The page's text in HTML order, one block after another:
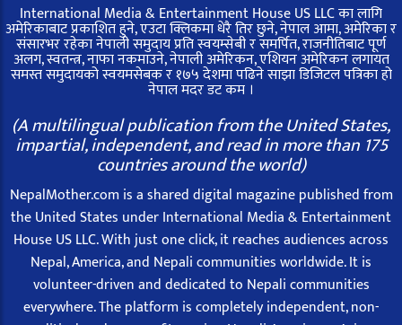
International Media & Entertainment House US LLC का लागि
अमेरिकाबाट प्रकाशित हुने, एउटा क्लिकमा धेरै तिर छुने, नेपाल आमा, अमेरिका र
संसारभर रहेका नेपाली समुदाय प्रति स्वयम्सेबी र समर्पित, राजनीतिबाट पूर्ण
अलग, स्वतन्त्र, नाफा नकमाउने, नेपाली अमेरिकन, एशियन अमेरिकन लगायत
समस्त समुदायको स्वयमसेबक र १७५ देशमा पढिने साझा डिजिटल पत्रिका हो
नेपाल मदर डट कम ।
(A multilingual publication from the United States,
impartial, independent, and read in more than 175
countries around the world)
NepalMother.com is a shared digital magazine published from
the United States under International Media & Entertainment
House US LLC. With just one click, it reaches audiences across
Nepal, America, and Nepali communities worldwide. It is
volunteer-driven and dedicated to Nepali communities
everywhere. The platform is completely independent, non-